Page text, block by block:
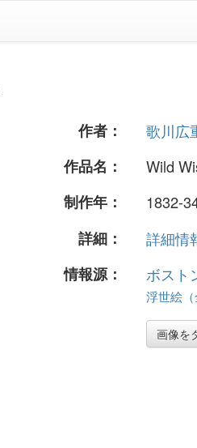
作者：
歌川広
作品名：
Wild
制作年：
1832-
詳細：
詳細情
情報源：
ボスト
浮世絵
画像を